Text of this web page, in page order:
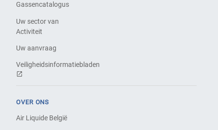
Gassencatalogus
Uw sector van
Activiteit
Uw aanvraag
Veiligheidsinformatiebladen
OVER ONS
Air Liquide België